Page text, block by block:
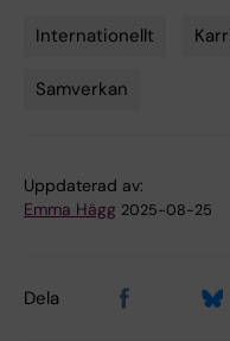
Internationellt
Samverkan
Uppdaterad av:
Emma Hägg 2025-08-25
Dela